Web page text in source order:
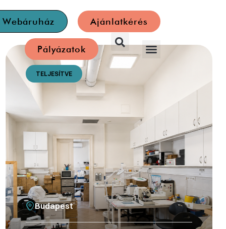
Ajánlatkérés
Pályázatok
TELJESÍTVE
Budapest